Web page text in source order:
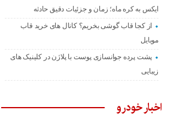
ایکس به کره ماه؛ زمان و جزئیات دقیق حادثه
از کجا قاب گوشی بخریم؟ کانال های خرید قاب
موبایل
پشت پرده جوانسازی پوست با پلاژن در کلینیک های
زیبایی
اخبار خودرو